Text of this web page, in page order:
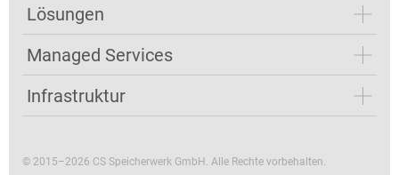
Lösungen
Managed Services
Infrastruktur
© 2015–2026 CS Speicherwerk GmbH. Alle Rechte vorbehalten.